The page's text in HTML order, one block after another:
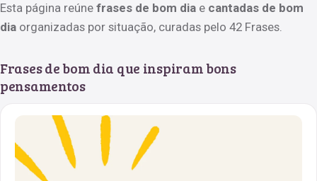
Esta página reúne frases de bom dia e cantadas de bom
dia organizadas por situação, curadas pelo 42 Frases.
Frases de bom dia que inspiram bons
pensamentos